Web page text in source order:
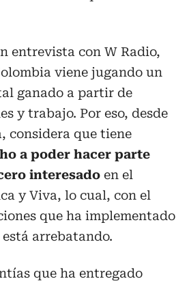
entrevista con W Radio,
viene jugando un
ganado a partir de
y trabajo. Por eso, desde
considera que tiene
a poder hacer parte
interesado en el
y Viva, lo cual, con el
que ha implementado
arrebatando.
que ha entregado